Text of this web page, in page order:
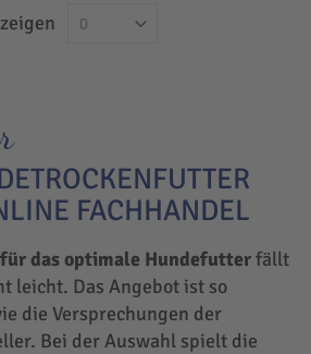
FACHHANDEL
das optimale Hundefutterfällt
leicht. Das Angebot ist so
die Versprechungen der
Bei der Auswahl spielt die